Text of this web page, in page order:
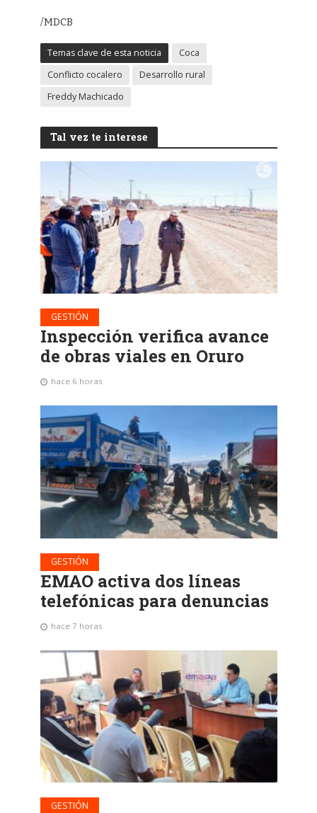
/MDCB
Temas clave de esta noticia
Coca
Conflicto cocalero
Desarrollo rural
Freddy Machicado
Tal vez te interese
GESTIÓN
Inspección verifica avance
de obras viales en Oruro
hace 6 horas
GESTIÓN
EMAO activa dos líneas
telefónicas para denuncias
hace 7 horas
GESTIÓN